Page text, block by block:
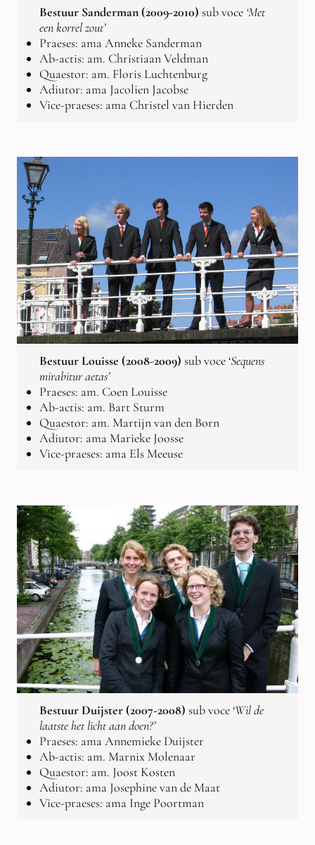
Bestuur Sanderman (2009-2010) sub voce ‘Met
een korrel zout’
Praeses: ama Anneke Sanderman
Ab-actis: am. Christiaan Veldman
Quaestor: am. Floris Luchtenburg
Adiutor: ama Jacolien Jacobse
Vice-praeses: ama Christel van Hierden
Bestuur Louisse (2008-2009) sub voce ‘Sequens
mirabitur aetas’
Praeses: am. Coen Louisse
Ab-actis: am. Bart Sturm
Quaestor: am. Martijn van den Born
Adiutor: ama Marieke Joosse
Vice-praeses: ama Els Meeuse
Bestuur Duijster (2007-2008) sub voce ‘Wil de
laatste het licht aan doen?’
Praeses: ama Annemieke Duijster
Ab-actis: am. Marnix Molenaar
Quaestor: am. Joost Kosten
Adiutor: ama Josephine van de Maat
Vice-praeses: ama Inge Poortman